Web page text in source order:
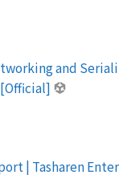
and
| Tasharen